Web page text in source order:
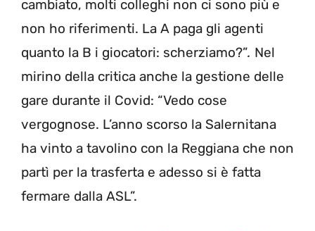
cambiato, molti colleghi non ci sono più e
non ho riferimenti. La A paga gli agenti
quanto la B i giocatori: scherziamo?”. Nel
mirino della critica anche la gestione delle
gare durante il Covid: “Vedo cose
vergognose. L’anno scorso la Salernitana
ha vinto a tavolino con la Reggiana che non
partì per la trasferta e adesso si è fatta
fermare dalla ASL”.